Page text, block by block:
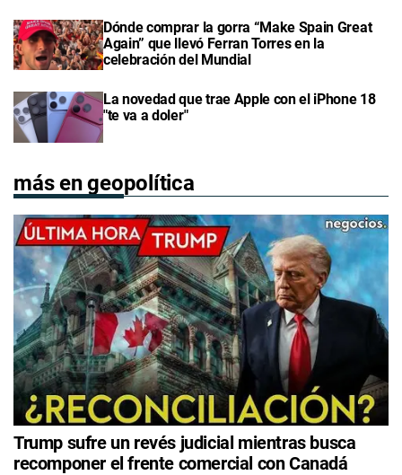
Dónde comprar la gorra “Make Spain Great
Again” que llevó Ferran Torres en la
celebración del Mundial
La novedad que trae Apple con el iPhone 18
"te va a doler"
más en geopolítica
Trump sufre un revés judicial mientras busca
recomponer el frente comercial con Canadá